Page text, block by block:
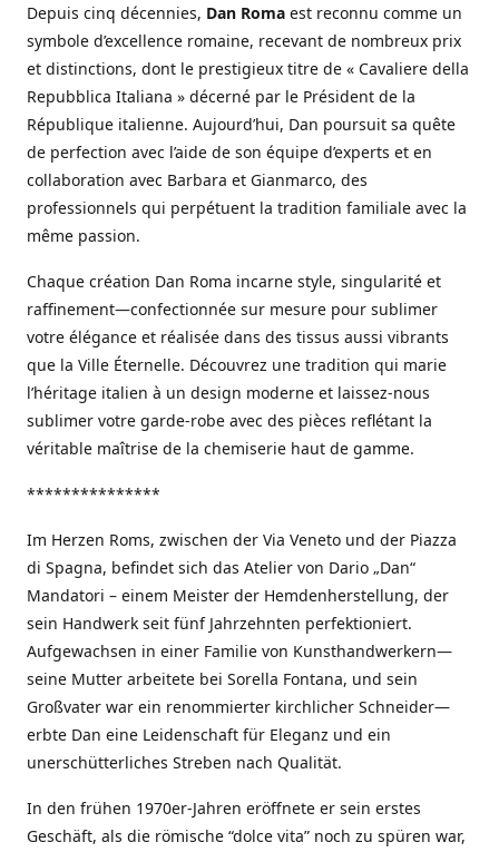
Depuis cinq décennies, Dan Roma est reconnu comme un
symbole d’excellence romaine, recevant de nombreux prix
et distinctions, dont le prestigieux titre de « Cavaliere della
Repubblica Italiana » décerné par le Président de la
République italienne. Aujourd’hui, Dan poursuit sa quête
de perfection avec l’aide de son équipe d’experts et en
collaboration avec Barbara et Gianmarco, des
professionnels qui perpétuent la tradition familiale avec la
même passion.
Chaque création Dan Roma incarne style, singularité et
raffinement—confectionnée sur mesure pour sublimer
votre élégance et réalisée dans des tissus aussi vibrants
que la Ville Éternelle. Découvrez une tradition qui marie
l’héritage italien à un design moderne et laissez-nous
sublimer votre garde-robe avec des pièces reflétant la
véritable maîtrise de la chemiserie haut de gamme.
***************
Im Herzen Roms, zwischen der Via Veneto und der Piazza
di Spagna, befindet sich das Atelier von Dario „Dan“
Mandatori – einem Meister der Hemdenherstellung, der
sein Handwerk seit fünf Jahrzehnten perfektioniert.
Aufgewachsen in einer Familie von Kunsthandwerkern—
seine Mutter arbeitete bei Sorella Fontana, und sein
Großvater war ein renommierter kirchlicher Schneider—
erbte Dan eine Leidenschaft für Eleganz und ein
unerschütterliches Streben nach Qualität.
In den frühen 1970er-Jahren eröffnete er sein erstes
Geschäft, als die römische “dolce vita” noch zu spüren war,